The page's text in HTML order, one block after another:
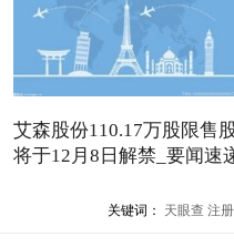
艾森股份110.17万股限售
将于12月8日解禁_要闻速
关键词： 天眼查 注